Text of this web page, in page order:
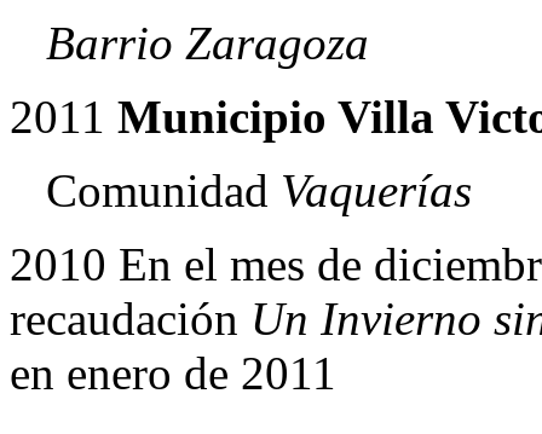
Barrio Zaragoza
2011 Municipio Villa
Comunidad Vaquerías
2010 En el mes de
recaudación Un Invierno
en enero de 2011